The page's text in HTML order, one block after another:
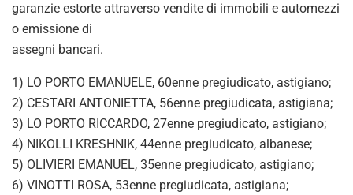
garanzie estorte attraverso vendite di immobili e automezzi
o emissione di
assegni bancari.
1) LO PORTO EMANUELE, 60enne pregiudicato, astigiano;
2) CESTARI ANTONIETTA, 56enne pregiudicata, astigiana;
3) LO PORTO RICCARDO, 27enne pregiudicato, astigiano;
4) NIKOLLI KRESHNIK, 44enne pregiudicato, albanese;
5) OLIVIERI EMANUEL, 35enne pregiudicato, astigiano;
6) VINOTTI ROSA, 53enne pregiudicata, astigiana;